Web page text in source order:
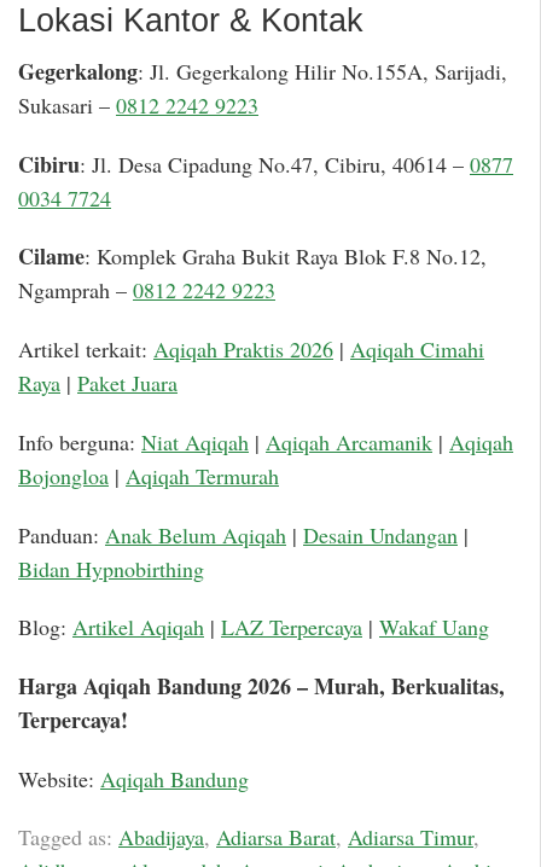
Lokasi Kantor & Kontak
Gegerkalong: Jl. Gegerkalong Hilir No.155A, Sarijadi,
Sukasari – 0812 2242 9223
Cibiru: Jl. Desa Cipadung No.47, Cibiru, 40614 – 0877
0034 7724
Cilame: Komplek Graha Bukit Raya Blok F.8 No.12,
Ngamprah – 0812 2242 9223
Artikel terkait: Aqiqah Praktis 2026 | Aqiqah Cimahi
Raya | Paket Juara
Info berguna: Niat Aqiqah | Aqiqah Arcamanik | Aqiqah
Bojongloa | Aqiqah Termurah
Panduan: Anak Belum Aqiqah | Desain Undangan |
Bidan Hypnobirthing
Blog: Artikel Aqiqah | LAZ Terpercaya | Wakaf Uang
Harga Aqiqah Bandung 2026 – Murah, Berkualitas,
Terpercaya!
Website: Aqiqah Bandung
Tagged as: Abadijaya, Adiarsa Barat, Adiarsa Timur,